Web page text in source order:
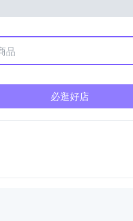
必逛好店